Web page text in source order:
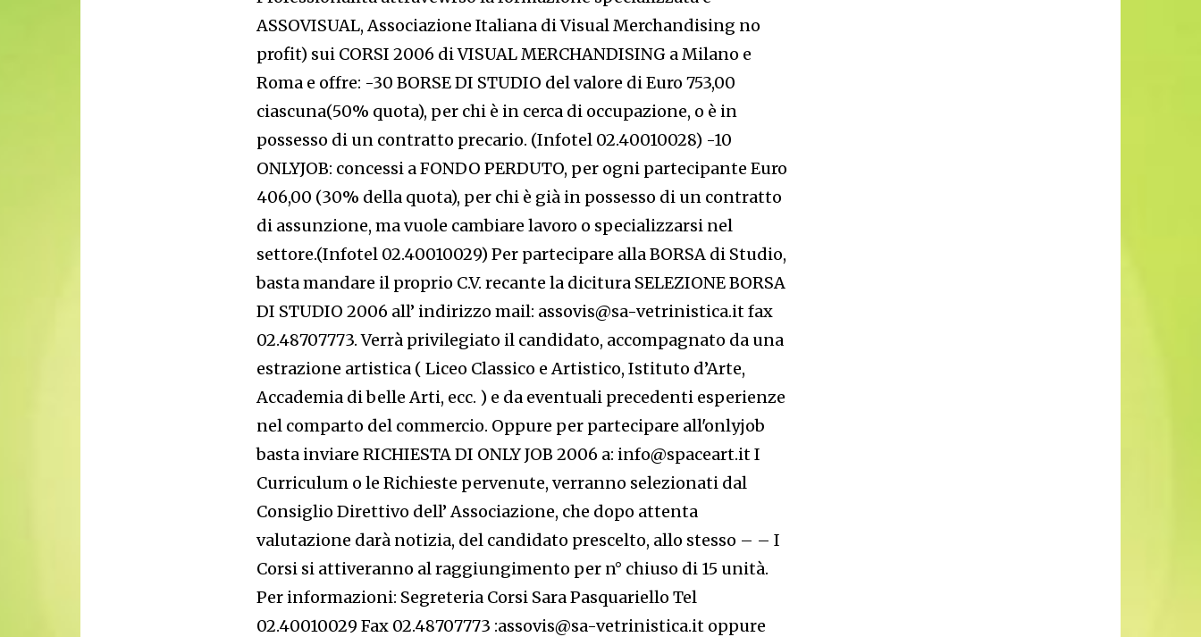
ASSOVISUAL, Associazione Italiana di Visual Merchandising no
profit) sui CORSI 2006 di VISUAL MERCHANDISING a Milano e
Roma e offre: -30 BORSE DI STUDIO del valore di Euro 753,00
ciascuna(50% quota), per chi è in cerca di occupazione, o è in
possesso di un contratto precario. (Infotel 02.40010028) -10
ONLYJOB: concessi a FONDO PERDUTO, per ogni partecipante Euro
406,00 (30% della quota), per chi è già in possesso di un contratto
di assunzione, ma vuole cambiare lavoro o specializzarsi nel
settore.(Infotel 02.40010029) Per partecipare alla BORSA di Studio,
basta mandare il proprio C.V. recante la dicitura SELEZIONE BORSA
DI STUDIO 2006 all’ indirizzo mail: assovis@sa-vetrinistica.it fax
02.48707773. Verrà privilegiato il candidato, accompagnato da una
estrazione artistica ( Liceo Classico e Artistico, Istituto d’Arte,
Accademia di belle Arti, ecc. ) e da eventuali precedenti esperienze
nel comparto del commercio. Oppure per partecipare all'onlyjob
basta inviare RICHIESTA DI ONLY JOB 2006 a: info@spaceart.it I
Curriculum o le Richieste pervenute, verranno selezionati dal
Consiglio Direttivo dell’ Associazione, che dopo attenta
valutazione darà notizia, del candidato prescelto, allo stesso – – I
Corsi si attiveranno al raggiungimento per n° chiuso di 15 unità.
Per informazioni: Segreteria Corsi Sara Pasquariello Tel
02.40010029 Fax 02.48707773 :assovis@sa-vetrinistica.it oppure